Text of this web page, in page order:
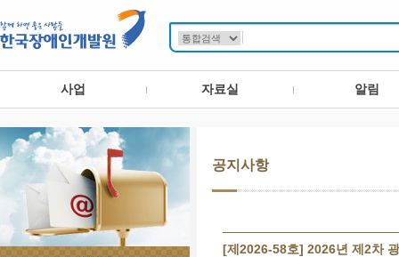
사업 자료실 알림
공지사항
[제2026-58호] 2026년 제2차